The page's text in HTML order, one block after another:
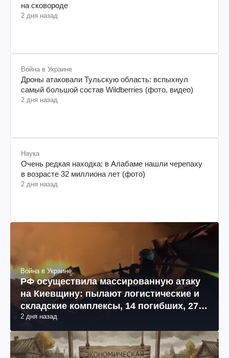
на сковороде
2 дня назад
Война в Украине
Дроны атаковали Тульскую область: вспыхнул
самый большой состав Wildberries (фото, видео)
2 дня назад
Наука
Очень редкая находка: в Алабаме нашли черепаху
в возрасте 32 миллиона лет (фото)
2 дня назад
Война в Украине
РФ осуществила массированную атаку
на Киевщину: пылают логистические и
складские комплексы, 14 погибших, 27
раненых (фото, видео)
2 дня назад